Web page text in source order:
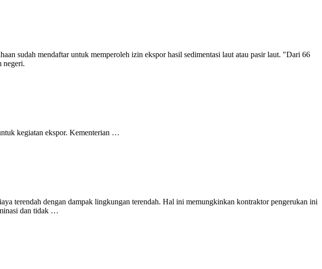
sudah mendaftar untuk memperoleh izin ekspor hasil sedimentasi laut atau pasir laut. "Dari 66
negeri.
kegiatan ekspor. Kementerian …
terendah dengan dampak lingkungan terendah. Hal ini memungkinkan kontraktor pengerukan ini
dan tidak …